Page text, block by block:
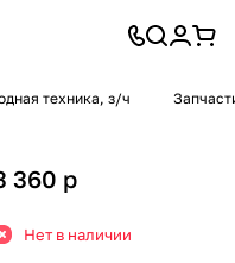
техника, з/ч
360 p
Нет в наличии